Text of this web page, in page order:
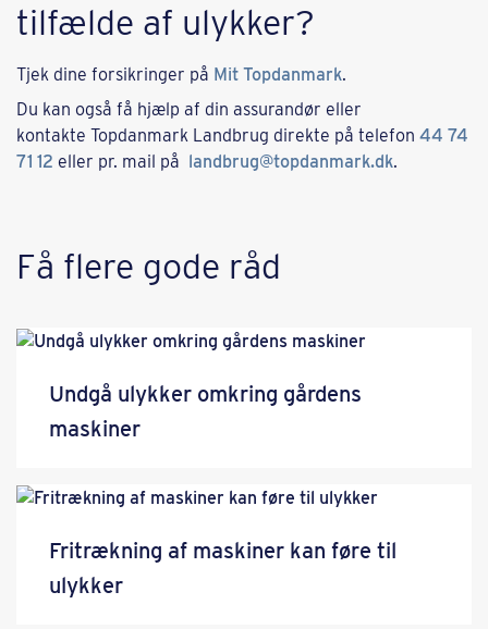
tilfælde af ulykker?
Tjek dine forsikringer på Mit Topdanmark.
Du kan også få hjælp af din assurandør eller
kontakte Topdanmark Landbrug direkte på telefon 44 74
71 12 eller pr. mail på landbrug@topdanmark.dk.
Få flere gode råd
Undgå ulykker omkring gårdens
maskiner
Fritrækning af maskiner kan føre til
ulykker